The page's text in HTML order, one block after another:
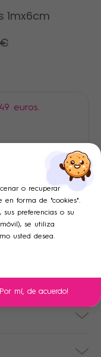
1mx6cm
euros.
×
×
×
en su lista de
o recuperar
en forma de "cookies".
sus preferencias o su
se utiliza
usted desea.
mí, de acuerdo!